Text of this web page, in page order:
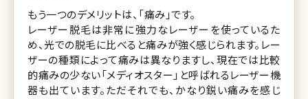
もう一つのデメリットは、「痛み」です。
レーザー脱毛は非常に強力なレーザーを使っているた
め、光での脱毛に比べると痛みが強く感じられます。レー
ザーの種類によって痛みは異なりますし、現在では比較
的痛みの少ない「メディオスター」と呼ばれるレーザー機
器も出ています。ただそれでも、かなり鋭い痛みを感じ